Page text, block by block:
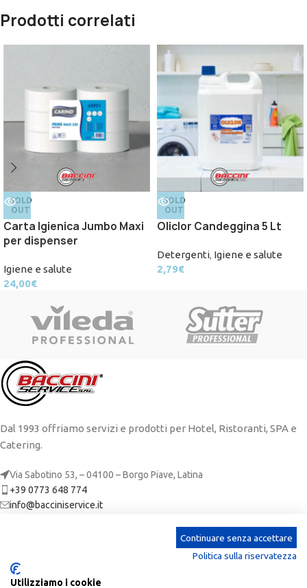
Prodotti correlati
SOLD
OUT
Carta Igienica Jumbo Maxi
per dispenser
Igiene e salute
24,00€
SOLD
OUT
Oliclor Candeggina 5 Lt
Detergenti, Igiene e salute
2,79€
Dal 1993 offriamo servizi e prodotti per Hotel, Ristoranti, SPA e
Catering.
Via Sabotino 53, – 04100 – Borgo Piave, Latina
+39 0773 648 774
info@bacciniservice.it
CATEGORIE
Continuare senza accettare
Politica sulla riservatezza
Utilizziamo i cookie